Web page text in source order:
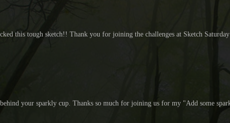
this tough sketch!! Thank you for joining the challenges at Sketch
your sparkly cup. Thanks so much for joining us for my "Add some